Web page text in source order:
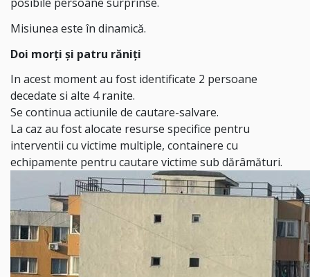
Misiunea este în dinamică.
Doi morți și patru răniți
In acest moment au fost identificate 2 persoane
decedate si alte 4 ranite.
Se continua actiunile de cautare-salvare.
La caz au fost alocate resurse specifice pentru
interventii cu victime multiple, containere cu
echipamente pentru cautare victime sub dărâmături.